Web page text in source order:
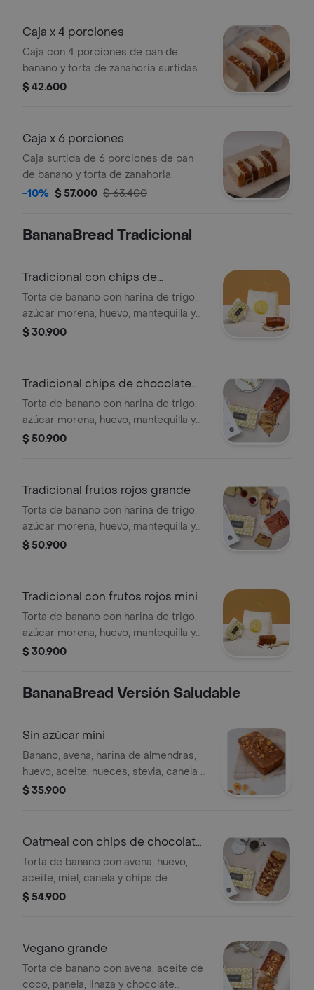
Caja x 4 porciones
Caja con 4 porciones de pan de
banano y torta de zanahoria surtidas.
$ 42.600
Caja x 6 porciones
Caja surtida de 6 porciones de pan
de banano y torta de zanahoria.
-10% $ 57.000 $ 63.400
BananaBread Tradicional
Tradicional con chips de
chocolate mini
Torta de banano con harina de trigo,
azúcar morena, huevo, mantequilla y
chips de chocolate. (3-4 porciones)
$ 30.900
Tradicional chips de chocolate
grande
Torta de banano con harina de trigo,
azúcar morena, huevo, mantequilla y
chips de chocolate (8 porciones).
$ 50.900
Tradicional frutos rojos grande
Torta de banano con harina de trigo,
azúcar morena, huevo, mantequilla y
frutos rojos. (8 porciones)
$ 50.900
Tradicional con frutos rojos mini
Torta de banano con harina de trigo,
azúcar morena, huevo, mantequilla y
frutos rojos. (3 - 4 porciones)
$ 30.900
BananaBread Versión Saludable
Sin azúcar mini
Banano, avena, harina de almendras,
huevo, aceite, nueces, stevia, canela y
nuez moscada (3-4 porciones)
$ 35.900
Oatmeal con chips de chocolate
grande
Torta de banano con avena, huevo,
aceite, miel, canela y chips de
chocolate 55. (8 porciones)
$ 54.900
Vegano grande
Torta de banano con avena, aceite de
coco, panela, linaza y chocolate